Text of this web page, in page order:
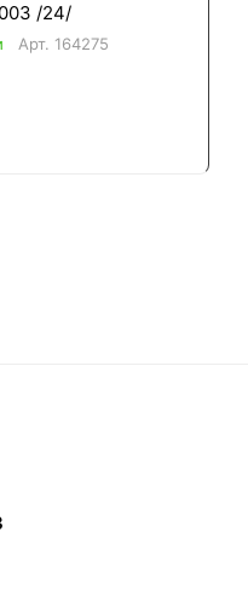
/24/
Арт. 164275